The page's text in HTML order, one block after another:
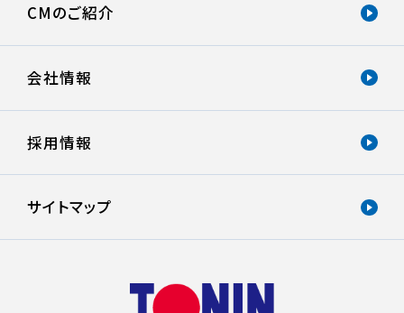
CMのご紹介
会社情報
採用情報
サイトマップ